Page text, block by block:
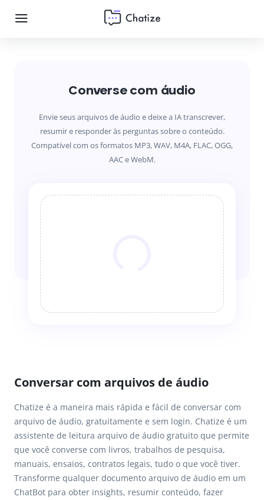
Converse com áudio
Envie seus arquivos de áudio e deixe a IA transcrever,
resumir e responder às perguntas sobre o conteúdo.
Compatível com os formatos MP3, WAV, M4A, FLAC, OGG,
AAC e WebM.
Conversar com arquivos de áudio
Chatize é a maneira mais rápida e fácil de conversar com
arquivo de áudio, gratuitamente e sem login. Chatize é um
assistente de leitura arquivo de áudio gratuito que permite
que você converse com livros, trabalhos de pesquisa,
manuais, ensaios, contratos legais, tudo o que você tiver.
Transforme qualquer documento arquivo de áudio em um
ChatBot para obter insights, resumir conteúdo, fazer